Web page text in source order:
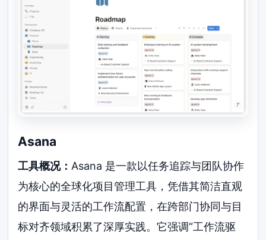
Asana
工具概况：Asana 是一款以任务追踪与团队协作
为核心的全球化项目管理工具，凭借其简洁直观
的界面与灵活的工作流配置，在跨部门协同与目
标对齐领域积累了深厚实践。它强调“工作流驱